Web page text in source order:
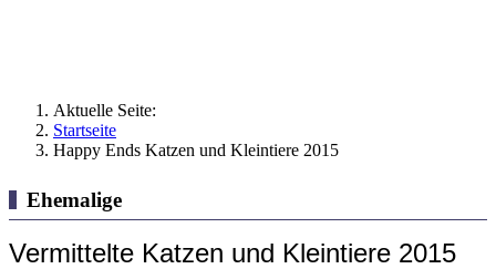
Aktuelle Seite:
Startseite
Happy Ends Katzen und Kleintiere 2015
Ehemalige
Vermittelte Katzen und Kleintiere 2015